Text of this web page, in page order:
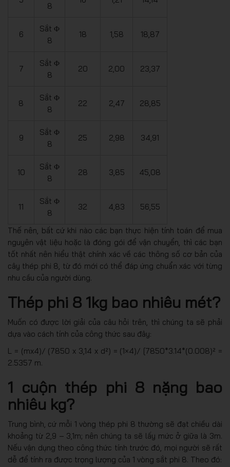
8
6
Sắt Φ
8
18 1,58 18,87
7
Sắt Φ
8
20 2,00 23,37
8
Sắt Φ
8
22 2,47 28,85
9
Sắt Φ
8
25 2,98 34,91
10
Sắt Φ
8
28 3,85 45,08
11
Sắt Φ
8
32 4,83 56,55
Thế nên, bất cứ khi nào các bạn thực hiện tính toán để mua
nguyên vật liệu hoặc là đóng gói để vận chuyển, thì các bạn
tốt nhất nên hiểu thật chính xác về các thông số cơ bản của
cây thép phi 8, từ đó mới có thể đáp ứng chuẩn xác với từng
nhu cầu của người dùng.
Thép phi 8 1kg bao nhiêu mét?
Muốn có được lời giải của câu hỏi trên, thì chúng ta sẽ phải
dựa vào cách tính của công thức sau đây:
L = (mx4)/ (7850 x 3,14 x d²) = (1×4)/ [7850*3.14*(0.008)² =
2.5357 m.
1 cuộn thép phi 8 nặng bao
nhiêu kg?
Trung bình, cứ mỗi 1 vòng thép phi 8 thường sẽ đạt chiều dài
khoảng từ 2,9 – 3,1m; nên chúng ta sẽ lấy mức ở giữa là 3m.
Nếu vận dụng theo công thức tính trước đó, mọi người sẽ rất
dễ để tính ra được trọng lượng của 1 vòng sắt phi 8. Theo đó: